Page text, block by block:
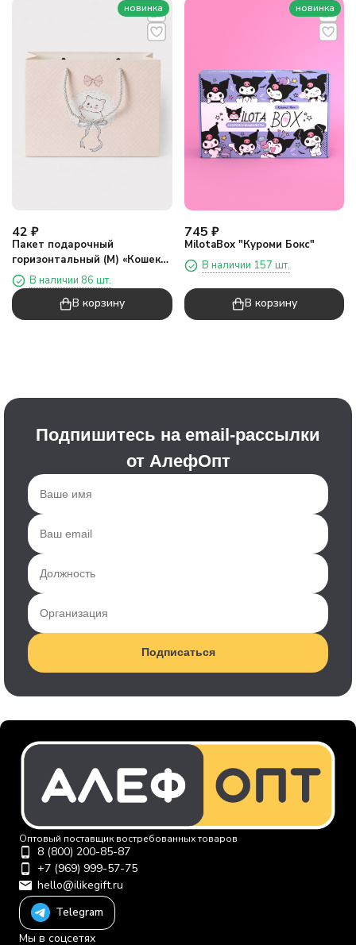
новинка
42 ₽
Пакет подарочный
горизонтальный (М) «Кошек
везде два», бежевый
(25,4*20*9,5)
В наличии 86 шт.
В корзину
новинка
745 ₽
MilotaBox "Куроми Бокс"
В наличии 157 шт.
В корзину
Подпишитесь на email-рассылки
от АлефОпт
Подписаться
Оптовый поставщик востребованных товаров
8 (800) 200-85-87
+7 (969) 999-57-75
hello@ilikegift.ru
Telegram
Мы в соцсетях